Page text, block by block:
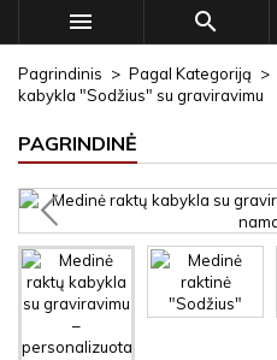
 
Pagrindinis Pagal Kategoriją
kabykla "Sodžius" su graviravimu
PAGRINDINĖ